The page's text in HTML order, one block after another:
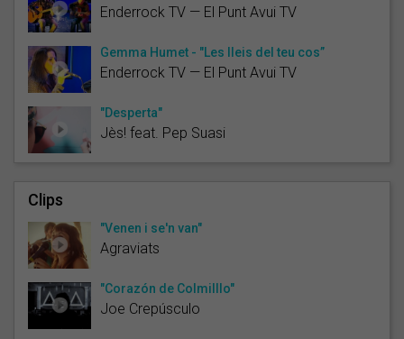
Enderrock TV — El Punt Avui TV
Gemma Humet - "Les lleis del teu cos”
Enderrock TV — El Punt Avui TV
"Desperta"
Jès! feat. Pep Suasi
Clips
"Venen i se'n van"
Agraviats
"Corazón de Colmilllo"
Joe Crepúsculo